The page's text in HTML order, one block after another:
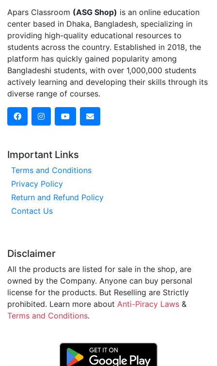
👉 কনসেপ্ট এমনভাবে শেখানো হবে, যেন প্রশ্ন যেভাবেই ঘুরে আসুক
—তুমি আটকাবে না।
🔹 Mathematics
অভি দাদা
রাকিব ভাইয়া
👉 ম্যাথ মানে শুধু ফর্মুলা না, কোথায় কিভাবে ফর্মুলা এপ্লাই করবে
এই ডিসিশন নেওয়ার ক্ষমতা।
হিমেল ভাইয়া
👉 কেমিস্ট্রি হবে ভয় না, বরং স্কোরিং সাবজেক্ট।
📚 ক্লাস ও কনটেন্ট সিস্টেম
পুরো সিলেবাস লাইভ ক্লাসের মাধ্যমে
অধ্যায়ভিত্তিক এক্লাস
২২, ২৩, ২৪, ২৫ ব্যাচ প্রমাণ দিয়েছে—
এখন ২৬ ব্যাচের পালা।
তুমি চেষ্টা দাও ১০০%,
স্ট্রাকচার, গাইডলাইন আর সাপোর্ট নিয়ে
Apars Classroom (ASG Shop) is an online education
center based in Dhaka, Bangladesh, specializing in
providing high-quality educational resources to
students across the country. Established in 2018, the
platform has quickly gained popularity among
Bangladeshi students, with over 1,000,000 students
actively learning and developing their skills through its
diverse range of courses.
Important Links
Terms and Conditions
Privacy Policy
Return and Refund Policy
Contact Us
Disclaimer
All the products are listed for sale in the shop, are
owned by the Company. Anyone can buy personal
license for the products. But Reselling are Strictly
prohibited. Learn more about Anti-Piracy Laws &
Terms and Conditions.